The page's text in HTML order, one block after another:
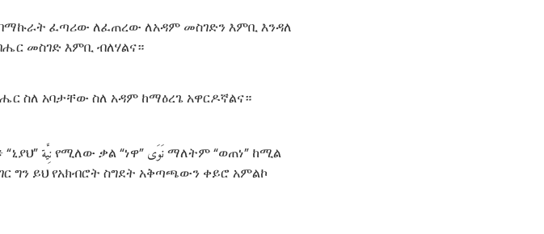
ፈጣሪው ለፈጠረው ለአዳም መስገድን እምቢ እንዳለ
መስገድ እምቢ ብለሃልና።
ስለ አባታቸው ስለ አዳም ከማዕረጌ አዋርዶኛልና።
نِيَّةየሚለው ቃል “ነዋ” نَوَىማለትም “ወጠነ” ከሚል
ግን ይህ የአክብሮት ስግደት አቅጣጫውን ቀይሮ አምልኮ